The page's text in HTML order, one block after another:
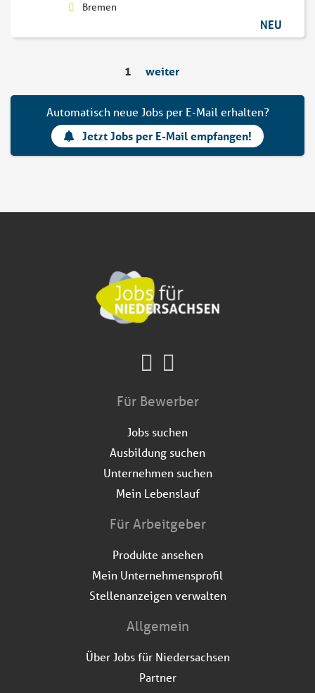
Bremen
NEU
1 weiter
Automatisch neue Jobs per E-Mail erhalten?
Jetzt Jobs per E-Mail empfangen!
Für Bewerber
Jobs suchen
Ausbildung suchen
Unternehmen suchen
Mein Lebenslauf
Für Arbeitgeber
Produkte ansehen
Mein Unternehmensprofil
Stellenanzeigen verwalten
Allgemein
Über Jobs für Niedersachsen
Partner